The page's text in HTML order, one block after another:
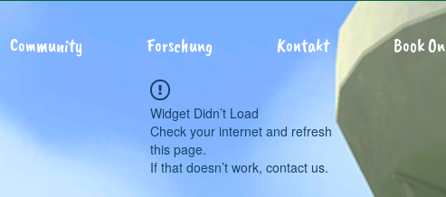
Community Forschung Kontakt Book
Widget Didn’t Load
Check your internet and refresh
this page.
If that doesn’t work, contact us.